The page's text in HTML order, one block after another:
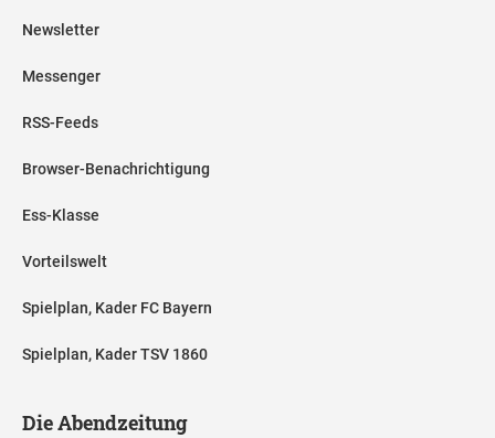
Newsletter
Messenger
RSS-Feeds
Browser-Benachrichtigung
Ess-Klasse
Vorteilswelt
Spielplan, Kader FC Bayern
Spielplan, Kader TSV 1860
Die Abendzeitung